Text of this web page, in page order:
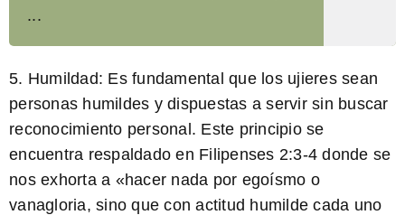
...
5. Humildad: Es fundamental que los ujieres sean
personas humildes y dispuestas a servir sin buscar
reconocimiento personal. Este principio se
encuentra respaldado en Filipenses 2:3-4 donde se
nos exhorta a «hacer nada por egoísmo o
vanagloria, sino que con actitud humilde cada uno